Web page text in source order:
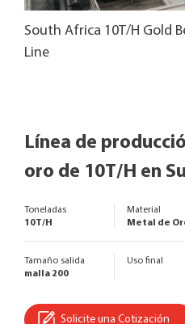
South Africa 10T/H Gold
Line
Línea de
oro de 10T/H en
Toneladas
10T/H
Material
Metal de
Tamaño salida
malla 200
Uso final
Solicite una Cotización